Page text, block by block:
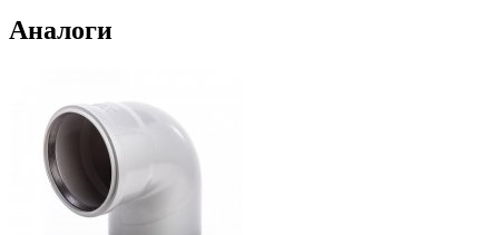
Аналоги